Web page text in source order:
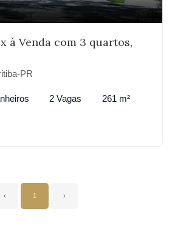
à Venda com 3 quartos,
PR
2 Vagas 261 m²
‹ 1 ›